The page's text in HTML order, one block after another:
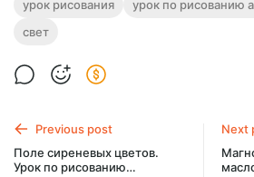
Свеча. Урок по
Разберем, как нарисовать горящую
урок рисования урок по рисованию
свет
Previous post
Поле сиреневых цветов.
Урок по рисованию
Next